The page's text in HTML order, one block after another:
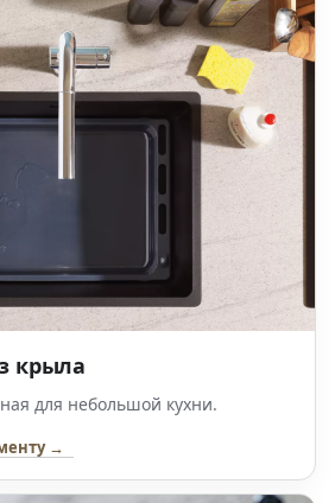
крыла
для небольшой кухни.
→